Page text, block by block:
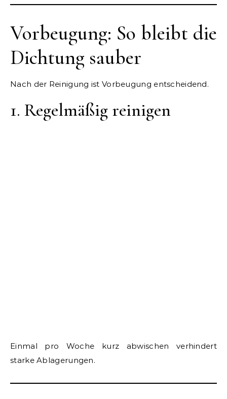
Vorbeugung: So bleibt die
Dichtung sauber
Nach der Reinigung ist Vorbeugung entscheidend.
1. Regelmäßig reinigen
Einmal pro Woche kurz abwischen verhindert
starke Ablagerungen.